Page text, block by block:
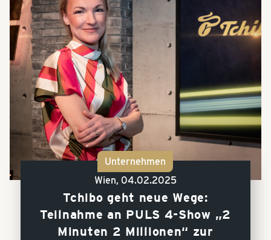
Unternehmen
Wien, 04.02.2025
Tchibo geht neue Wege:
Teilnahme an PULS 4-Show „2
Minuten 2 Millionen“ zur